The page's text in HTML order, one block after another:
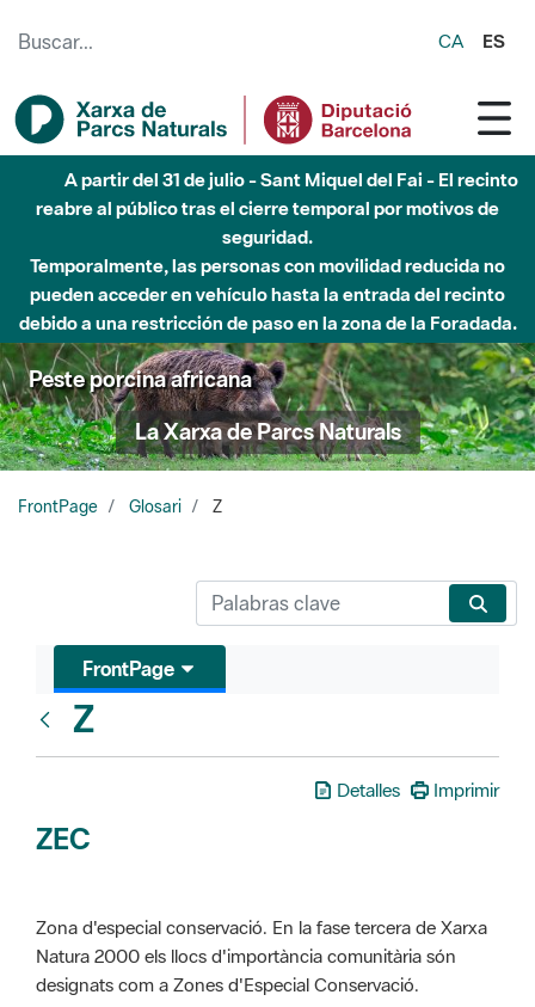
CA ES
A partir del 31 de julio - Sant Miquel del Fai - El recinto
reabre al público tras el cierre temporal por motivos de
seguridad.
Temporalmente, las personas con movilidad reducida no
pueden acceder en vehículo hasta la entrada del recinto
debido a una restricción de paso en la zona de la Foradada.
Peste porcina africana
La Xarxa de Parcs Naturals
FrontPage Glosari Z
FrontPage
Z
Detalles Imprimir
ZEC
Zona d'especial conservació. En la fase tercera de Xarxa
Natura 2000 els llocs d'importància comunitària són
designats com a Zones d'Especial Conservació.